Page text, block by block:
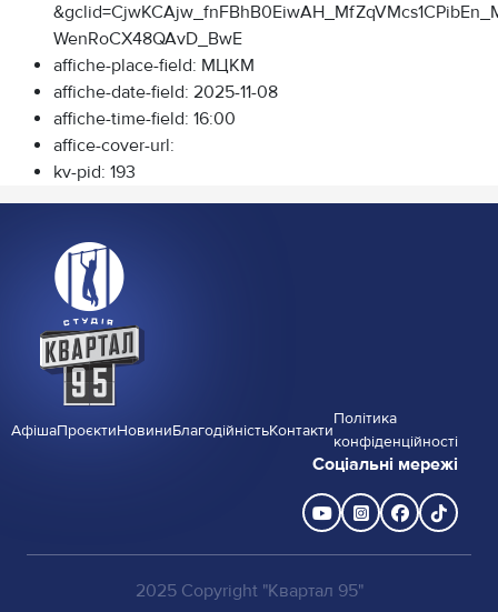
WenRoCX48QAvD_BwE
affiche-place-field: МЦКМ
affiche-date-field: 2025-11-08
affiche-time-field: 16:00
affice-cover-url:
kv-pid: 193
АфішаПроєктиНовиниБлагодійністьКонтакти
Політика
конфіденційності
Соціальні мережі
2025 Copyright "Квартал 95"